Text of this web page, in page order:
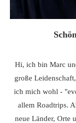
Hi, ich bin Marc
große
ich mich wohl -
allem Roadtrips.
neue Länder, Orte